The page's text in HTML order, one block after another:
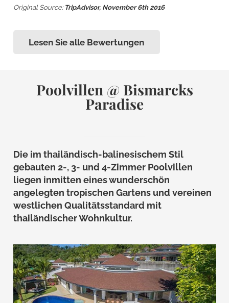
Original Source: TripAdvisor, November 6th 2016
Lesen Sie alle Bewertungen
Poolvillen @ Bismarcks
Paradise
Die im thailändisch-balinesischem Stil
gebauten 2-, 3- und 4-Zimmer Poolvillen
liegen inmitten eines wunderschön
angelegten tropischen Gartens und vereinen
westlichen Qualitätsstandard mit
thailändischer Wohnkultur.